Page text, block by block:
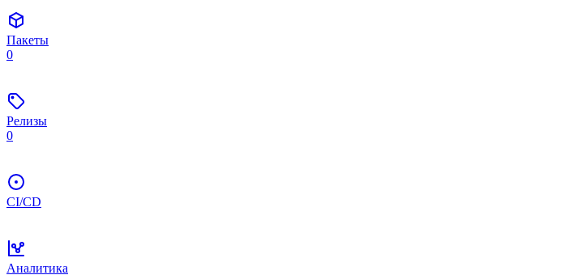
Пакеты
0
Релизы
0
CI/CD
Аналитика